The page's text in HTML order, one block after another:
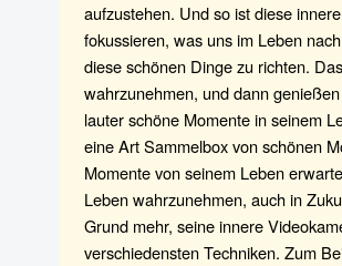
aufzustehen. Und so ist diese
fokussieren, was uns im Leben
diese schönen Dinge zu richten.
wahrzunehmen, und dann
lauter schöne Momente in seinem
eine Art Sammelbox von schönen
Momente von seinem Leben
Leben wahrzunehmen, auch in
Grund mehr, seine innere
verschiedensten Techniken. Zum